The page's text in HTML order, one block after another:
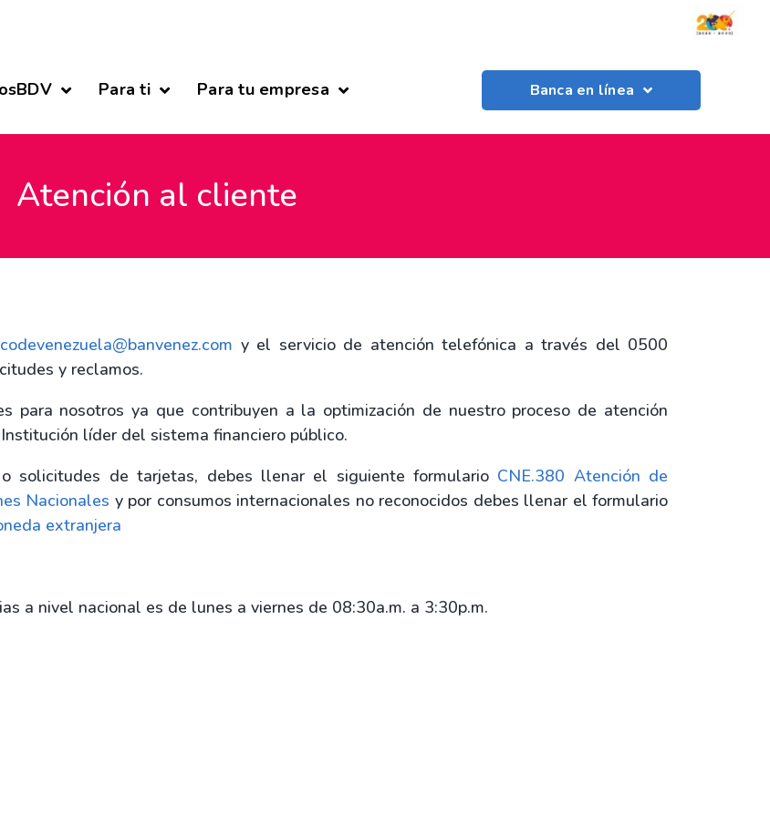
Para ti Para tu empresa Banca en línea
Atención al cliente
y el servicio de atención telefónica a través del 0500
y reclamos.
para nosotros ya que contribuyen a la optimización de nuestro proceso de atención
líder del sistema financiero público.
solicitudes de tarjetas, debes llenar el siguiente formulario CNE.380 Atención de
Nacionales y por consumos internacionales no reconocidos debes llenar el formulario
extranjera
a nivel nacional es de lunes a viernes de 08:30a.m. a 3:30p.m.